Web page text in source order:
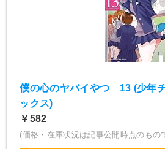
僕の心のヤバイやつ 13 (少年
ックス)
￥582
(価格・在庫状況は記事公開時点のもの